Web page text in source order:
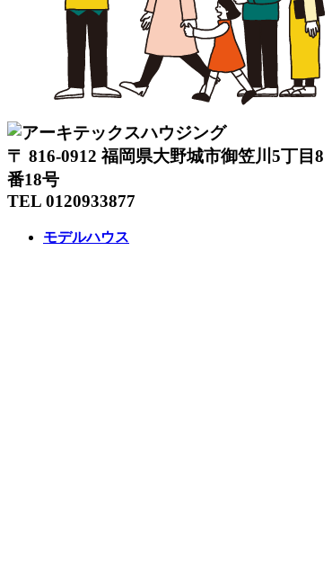
〒 816-0912 福岡県大野城市御笠川5丁目8
番18号
TEL 0120933877
モデルハウス